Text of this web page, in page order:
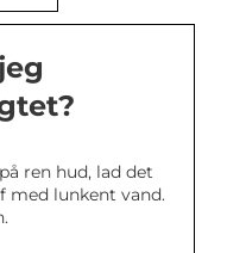
ren hud, lad det
med lunkent vand.